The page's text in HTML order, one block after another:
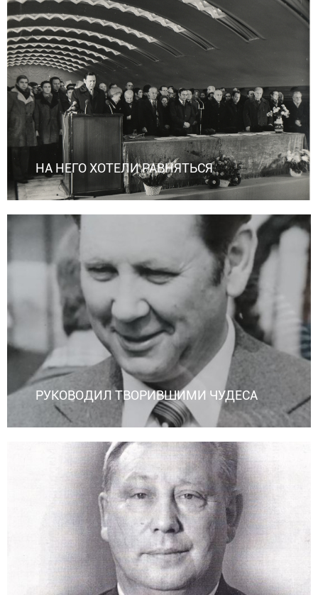
НА НЕГО ХОТЕЛИ РАВНЯТЬСЯ
РУКОВОДИЛ ТВОРИВШИМИ ЧУДЕСА